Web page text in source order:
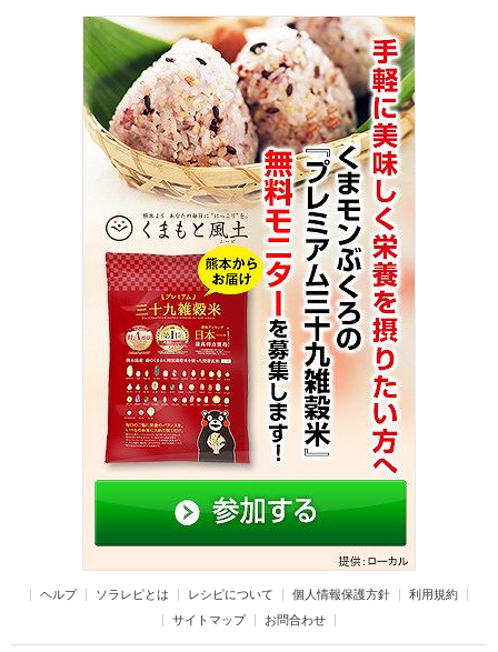
ヘルプ ソラレピとは レシピについて 個人情報保護方針
利用規約
サイトマップ
お問合わせ